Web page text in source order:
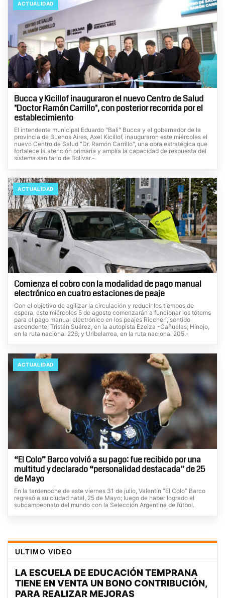
ACTUALIDAD
Bucca y Kicillof inauguraron el nuevo Centro de Salud
"Doctor Ramón Carrillo", con posterior recorrida por el
establecimiento
El intendente municipal Eduardo "Bali" Bucca y el gobernador de la
provincia de Buenos Aires, Axel Kicillof, inauguraron este miércoles el
nuevo Centro de Salud "Dr. Ramón Carrillo", una obra estratégica que
fortalece la atención primaria y amplía la capacidad de respuesta del
sistema sanitario de Bolívar.-
ACTUALIDAD
Comienza el cobro con la modalidad de pago manual
electrónico en cuatro estaciones de peaje
Con el objetivo de agilizar la circulación y reducir los tiempos de
espera, este miércoles 5 de agosto comenzarán a funcionar los tótems
para el pago manual electrónico en los peajes Riccheri, sentido
ascendente; Tristán Suárez, en la autopista Ezeiza -Cañuelas; Hinojo,
en la ruta nacional 226; y Uribelarrea, en la ruta nacional 205.-
ACTUALIDAD
“El Colo” Barco volvió a su pago: fue recibido por una
multitud y declarado “personalidad destacada” de 25
de Mayo
En la tardenoche de este viernes 31 de julio, Valentín “El Colo” Barco
regresó a su ciudad natal, 25 de Mayo; luego de haber logrado el
subcampeonato del mundo con la Selección Argentina de fútbol.
ULTIMO VIDEO